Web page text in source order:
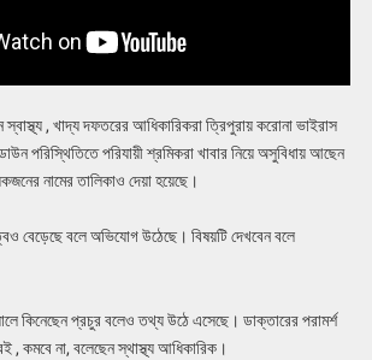
স্বাস্থ্য , খাদ্য দফতরের আধিকারিকরা ত্রিপুরায় করোনা ভাইরাস
পরিস্থিতিতে পরিযায়ী শ্রমিকরা খাবার নিয়ে অসুবিধায় আছেন
নামের তালিকাও দেয়া হয়েছে।
বেড়েছে বলে অভিযোগ উঠেছে। বিষয়টি দেখবেন বলে
কিনেছেন প্রচুর বলেও তথ্য উঠে এসেছে। ডাক্তারের পরামর্শ
, কমবে না, বলেছেন স্থাস্থ্য আধিকারিক।